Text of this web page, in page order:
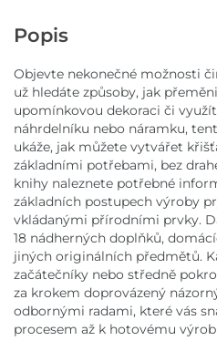
Popis
Objevte nekonečné možnosti
už hledáte způsoby, jak
upomínkovou dekoraci či
náhrdelníku nebo náramku,
ukáže, jak můžete vytvářet
základními potřebami, bez
knihy naleznete potřebné
základních postupech výroby
vkládanými přírodními prvky.
18 nádherných doplňků,
jiných originálních předmětů.
začátečníky nebo středně
za krokem doprovázený
odbornými radami, které vás
procesem až k hotovému